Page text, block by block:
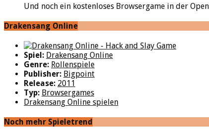
Und noch ein kostenloses Browsergame in der
Drakensang Online
Spiel: Drakensang Online
Genre: Rollenspiele
Publisher: Bigpoint
Release: 2011
Typ: Browsergames
Drakensang Online spielen
Noch mehr Spieletrend